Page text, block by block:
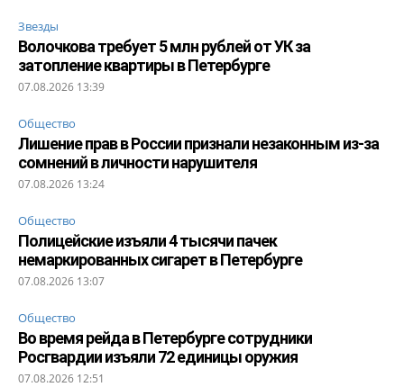
Звезды
Волочкова требует 5 млн рублей от УК за
затопление квартиры в Петербурге
07.08.2026 13:39
Общество
Лишение прав в России признали незаконным из-за
сомнений в личности нарушителя
07.08.2026 13:24
Общество
Полицейские изъяли 4 тысячи пачек
немаркированных сигарет в Петербурге
07.08.2026 13:07
Общество
Во время рейда в Петербурге сотрудники
Росгвардии изъяли 72 единицы оружия
07.08.2026 12:51